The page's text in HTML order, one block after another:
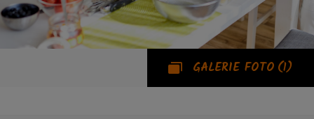
GALERIE FOTO (1)